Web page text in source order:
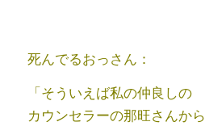
死んでるおっさん：
「そういえば私の仲良しの
カウンセラーの那旺さんから